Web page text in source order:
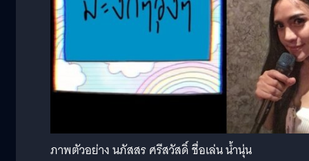
ภาพตัวอย่าง นภัสสร ศรีสวัสดิ์ ชื่อเล่น น้ำนุ่น